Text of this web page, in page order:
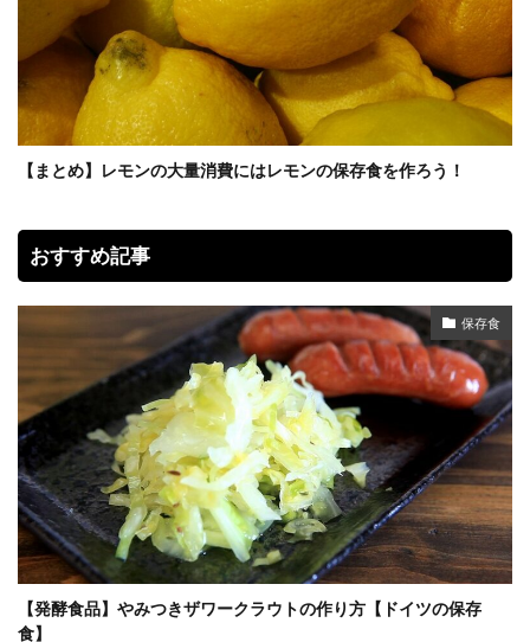
【まとめ】レモンの大量消費にはレモンの保存食を作ろう！
おすすめ記事
保存食
【発酵食品】やみつきザワークラウトの作り方【ドイツの保存
食】